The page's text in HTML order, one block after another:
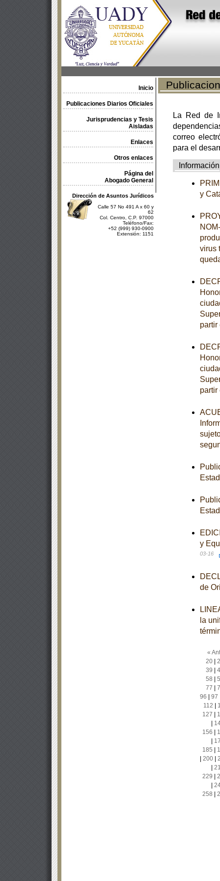
Inicio
Publicaciones Diarios Oficiales
Jurisprudencias y Tesis
Aisladas
Enlaces
Otros enlaces
Página del
Abogado General
Dirección de Asuntos Jurídicos
Calle 57 No 491 A x 60 y
62
Col. Centro, C.P. 97000
Teléfono/Fax:
+52 (999) 930-0900
Extensión: 1151
La Red de
correo
para el
Información
y
virus
partir
partir
y
03-16
de
la
«
20|
39
58
77
96
97
112
127
156
185
200|
229
258